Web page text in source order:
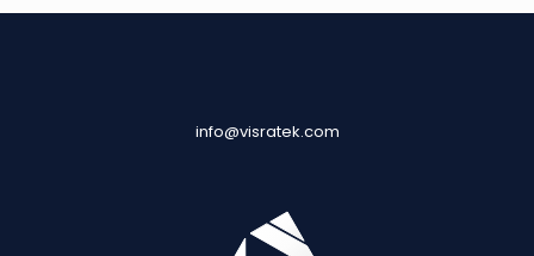
info@visratek.com